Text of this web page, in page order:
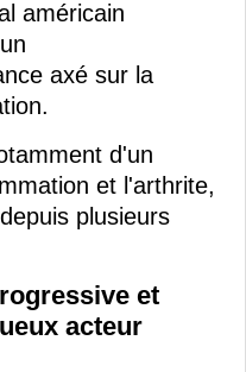
américain
axé sur la
d'un
et l'arthrite,
plusieurs
et
acteur